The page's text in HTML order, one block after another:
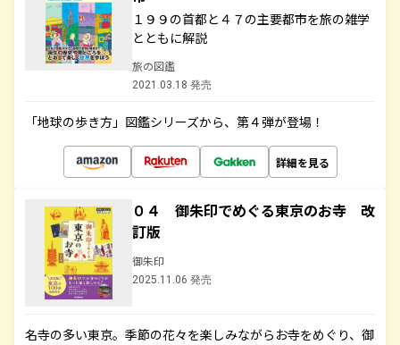
１９９の首都と４７の主要都市を旅の雑学
とともに解説
旅の図鑑
2021.03.18 発売
「地球の歩き方」図鑑シリーズから、第４弾が登場！
詳細を見る
０４ 御朱印でめぐる東京のお寺 改
訂版
御朱印
2025.11.06 発売
名寺の多い東京。季節の花々を楽しみながらお寺をめぐり、御